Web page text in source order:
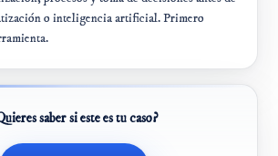
o inteligencia artificial. Primero
saber si este es tu caso?